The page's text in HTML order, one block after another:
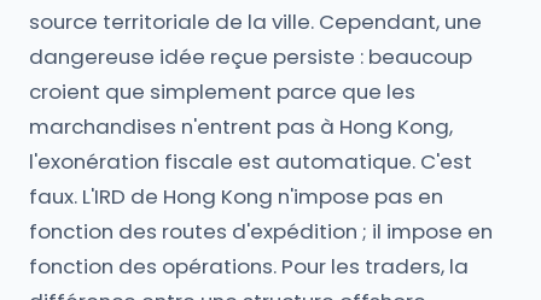
source territoriale de la ville. Cependant, une
dangereuse idée reçue persiste : beaucoup
croient que simplement parce que les
marchandises n'entrent pas à Hong Kong,
l'exonération fiscale est automatique. C'est
faux. L'IRD de Hong Kong n'impose pas en
fonction des routes d'expédition ; il impose en
fonction des opérations. Pour les traders, la